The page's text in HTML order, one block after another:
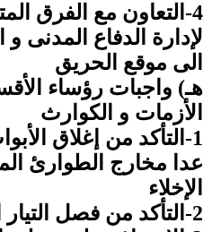
4-التعاون مع الفرق
لإدارة الدفاع المدنى
الى موقع الحريق
هـ) واجبات رؤساء
الأزمات و الكوارث
1-التأكد من إغلاق
عدا مخارج الطوارئ
الإخلاء